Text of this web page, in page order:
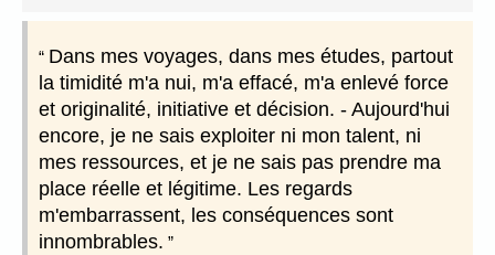
Dans mes voyages, dans mes études, partout
la timidité m'a nui, m'a effacé, m'a enlevé force
et originalité, initiative et décision. - Aujourd'hui
encore, je ne sais exploiter ni mon talent, ni
mes ressources, et je ne sais pas prendre ma
place réelle et légitime. Les regards
m'embarrassent, les conséquences sont
innombrables.